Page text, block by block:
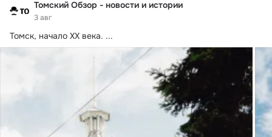
Томский Обзор - новости и истории
3 авг
Томск, начало XX века. ...